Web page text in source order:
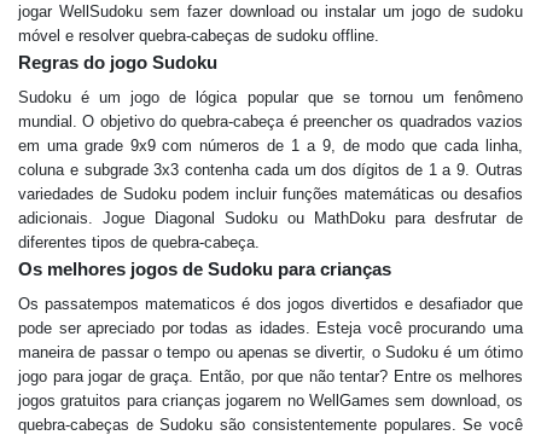
jogar WellSudoku sem fazer download ou instalar um jogo de sudoku
móvel e resolver quebra-cabeças de sudoku offline.
Regras do jogo Sudoku
Sudoku é um jogo de lógica popular que se tornou um fenômeno
mundial. O objetivo do quebra-cabeça é preencher os quadrados vazios
em uma grade 9x9 com números de 1 a 9, de modo que cada linha,
coluna e subgrade 3x3 contenha cada um dos dígitos de 1 a 9. Outras
variedades de Sudoku podem incluir funções matemáticas ou desafios
adicionais. Jogue Diagonal Sudoku ou MathDoku para desfrutar de
diferentes tipos de quebra-cabeça.
Os melhores jogos de Sudoku para crianças
Os passatempos matematicos é dos jogos divertidos e desafiador que
pode ser apreciado por todas as idades. Esteja você procurando uma
maneira de passar o tempo ou apenas se divertir, o Sudoku é um ótimo
jogo para jogar de graça. Então, por que não tentar? Entre os melhores
jogos gratuitos para crianças jogarem no WellGames sem download, os
quebra-cabeças de Sudoku são consistentemente populares. Se você